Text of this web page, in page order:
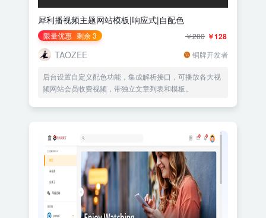
犀利播视频主题网站模板|响应式|自配色
限量优惠 剩余 3 ￥128
￥200
TAOZEE 铜牌开发者
后台设置自定义配色功能，集成解析接口，可播放各大视
频网站会员收费视频，带独立文章列表和模板。